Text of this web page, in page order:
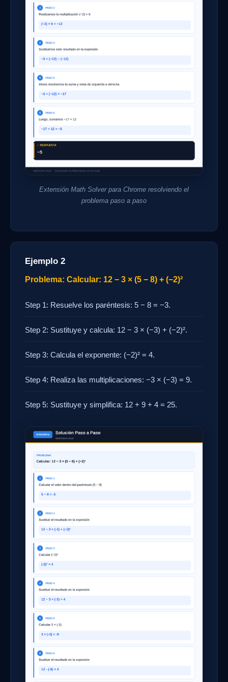
Extensión Math Solver para Chrome resolviendo el
problema paso a paso
Ejemplo 2
Problema: Calcular: 12 − 3 × (5 − 8) + (−2)²
Step 1: Resuelve los paréntesis: 5 − 8 = −3.
Step 2: Sustituye y calcula: 12 − 3 × (−3) + (−2)².
Step 3: Calcula el exponente: (−2)² = 4.
Step 4: Realiza las multiplicaciones: −3 × (−3) = 9.
Step 5: Sustituye y simplifica: 12 + 9 + 4 = 25.